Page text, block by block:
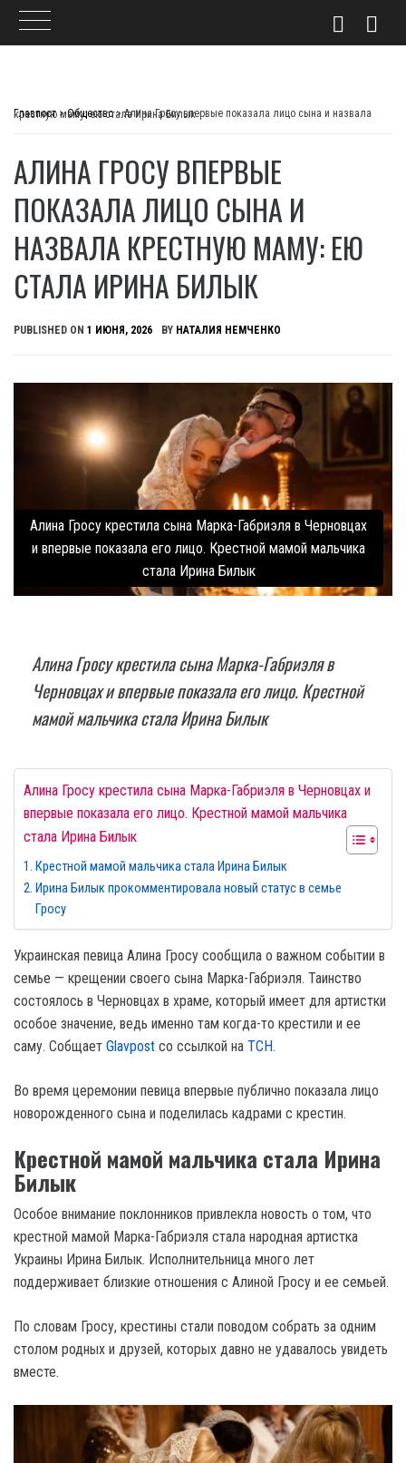
Главпост>Общество>
Алина Гросу впервые показала лицо сына и назвала крестную маму: ею стала Ирина Билык
АЛИНА ГРОСУ ВПЕРВЫЕ
ПОКАЗАЛА ЛИЦО СЫНА И
НАЗВАЛА КРЕСТНУЮ МАМУ: ЕЮ
СТАЛА ИРИНА БИЛЫК
PUBLISHED ON 1 ИЮНЯ, 2026 BY НАТАЛИЯ НЕМЧЕНКО
Алина Гросу крестила сына Марка-Габриэля в Черновцах
и впервые показала его лицо. Крестной мамой мальчика
стала Ирина Билык
Алина Гросу крестила сына Марка-Габриэля в
Черновцах и впервые показала его лицо. Крестной
мамой мальчика стала Ирина Билык
Алина Гросу крестила сына Марка-Габриэля в Черновцах и
впервые показала его лицо. Крестной мамой мальчика
стала Ирина Билык
Крестной мамой мальчика стала Ирина Билык
Ирина Билык прокомментировала новый статус в семье
Гросу
Украинская певица Алина Гросу сообщила о важном событии в
семье — крещении своего сына Марка-Габриэля. Таинство
состоялось в Черновцах в храме, который имеет для артистки
особое значение, ведь именно там когда-то крестили и ее
саму. Собщает Glavpost со ссылкой на ТСН.
Во время церемонии певица впервые публично показала лицо
новорожденного сына и поделилась кадрами с крестин.
Крестной мамой мальчика стала Ирина
Билык
Особое внимание поклонников привлекла новость о том, что
крестной мамой Марка-Габриэля стала народная артистка
Украины Ирина Билык. Исполнительница много лет
поддерживает близкие отношения с Алиной Гросу и ее семьей.
По словам Гросу, крестины стали поводом собрать за одним
столом родных и друзей, которых давно не удавалось увидеть
вместе.